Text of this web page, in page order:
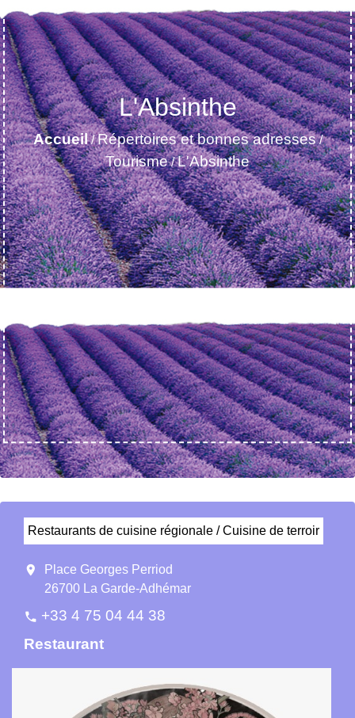
L'Absinthe
Accueil/Répertoires et bonnes adresses/
Tourisme/L'Absinthe
Restaurants de cuisine régionale / Cuisine de terroir
location_on
Place Georges Perriod
26700 La Garde-Adhémar
phone +33 4 75 04 44 38
Restaurant